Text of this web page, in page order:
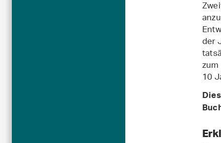
der
10